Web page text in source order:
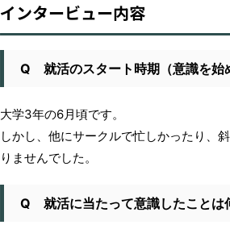
インタービュー内容
Q 就活のスタート時期（意識を始
大学3年の6月頃です。
しかし、他にサークルで忙しかったり、
りませんでした。
Q 就活に当たって意識したことは